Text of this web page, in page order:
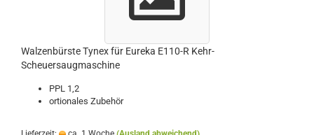
Walzenbürste Tynex für Eureka E110-R Kehr-
Scheuersaugmaschine
PPL 1,2
ortionales Zubehör